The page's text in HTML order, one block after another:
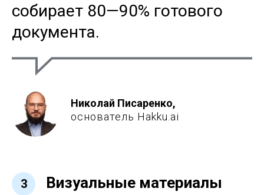
собирает 80—90% готового
документа.
Николай Писаренко,
основатель Hakku.ai
3 Визуальные материалы